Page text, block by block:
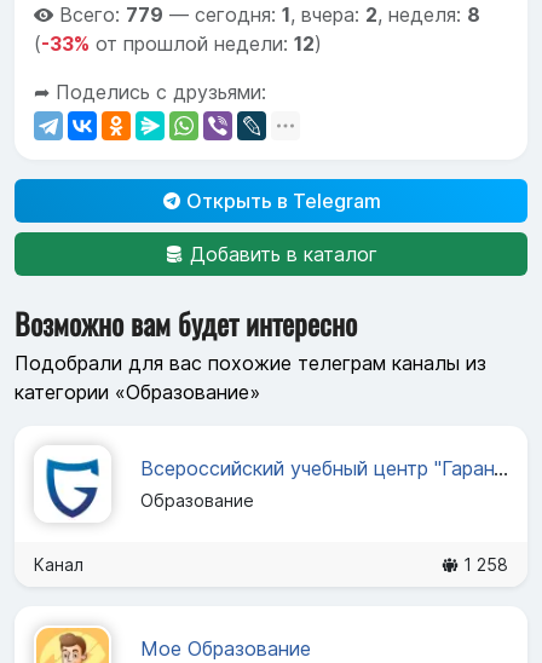
Всего: 779 — сегодня: 1, вчера: 2, неделя: 8
(-33% от прошлой недели: 12)
➦ Поделись с друзьями:
Открыть в Telegram
Добавить в каталог
Возможно вам будет интересно
Подобрали для вас похожие телеграм каналы из
категории «Образование»
Всероссийский учебный центр "Гарант"
Образование
Канал 1 258
Мое Образование